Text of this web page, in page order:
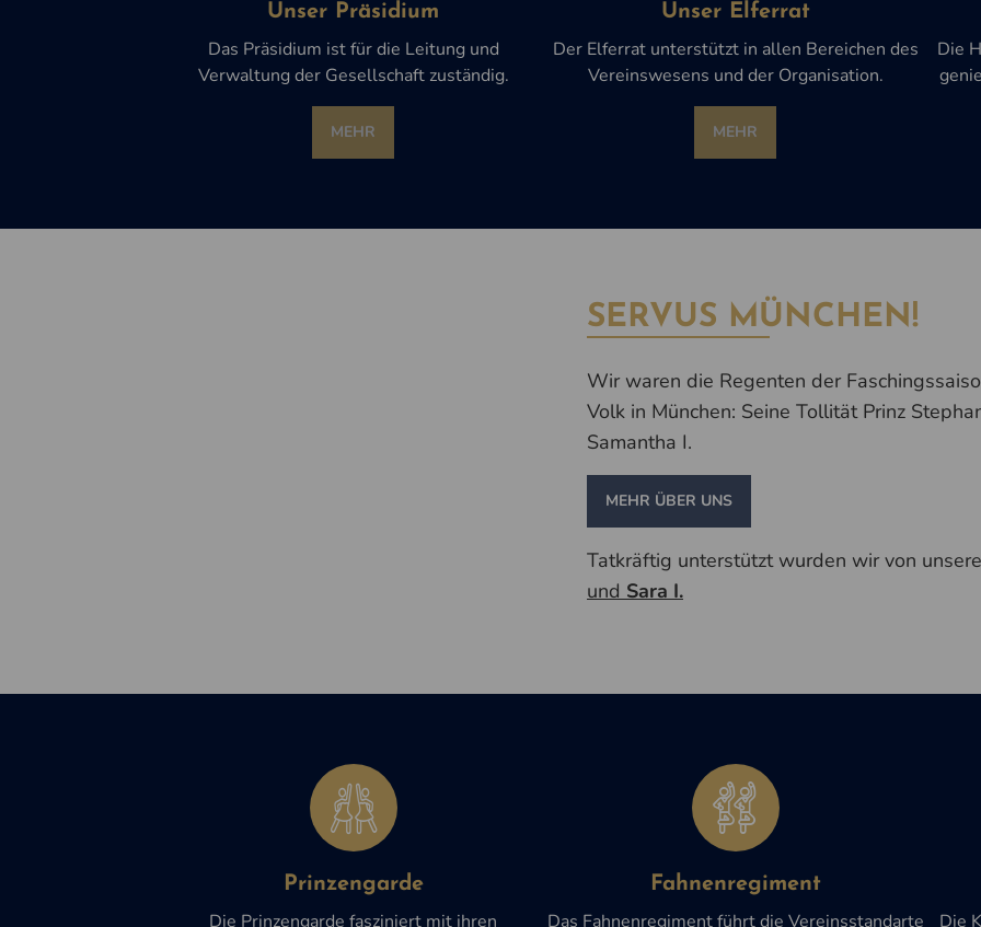
Unser Präsidium
Das Präsidium ist für die Leitung und
Verwaltung der Gesellschaft zuständig.
MEHR
Unser Elferrat
Der Elferrat unterstützt in allen Bereichen des
Vereinswesens und der Organisation.
MEHR
Die
SERVUS MÜNCHEN!
Wir waren die Regenten der
Volk in München: Seine Tollität Prinz
Samantha I.
MEHR ÜBER UNS
Tatkräftig unterstützt wurden wir von
und Sara I.
Prinzengarde
Die Prinzengarde fasziniert mit ihren
Fahnenregiment
Das Fahnenregiment führt die Vereinsstandarte Die